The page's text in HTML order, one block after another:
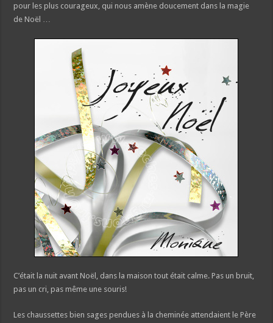
pour les plus courageux, qui nous amène doucement dans la magie
de Noël …
C’était la nuit avant Noël, dans la maison tout était calme. Pas un bruit,
pas un cri, pas même une souris!
Les chaussettes bien sages pendues à la cheminée attendaient le Père